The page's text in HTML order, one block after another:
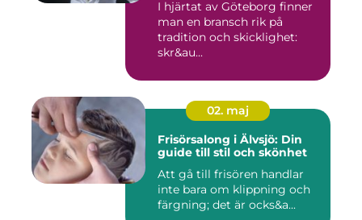
I hjärtat av Göteborg finner
man en bransch rik på
tradition och skicklighet:
skr&au...
02. maj
Frisörsalong i Älvsjö: Din
guide till stil och skönhet
Att gå till frisören handlar
inte bara om klippning och
färgning; det är ocks&a...